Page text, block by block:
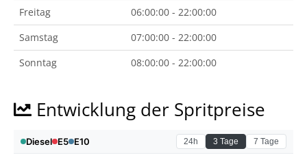
Freitag
06:00:00 - 22:00:00
Samstag
07:00:00 - 22:00:00
Sonntag
08:00:00 - 22:00:00
Entwicklung der Spritpreise